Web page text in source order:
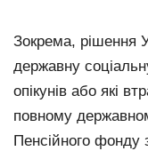
Зокрема, рішення
державну
опікунів або які
повному
Пенсійного фонду